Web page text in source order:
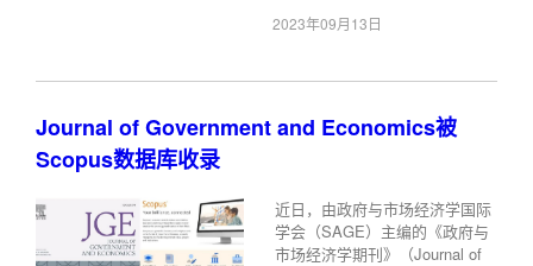
2023年09月13日
Journal of Government and Economics被
Scopus数据库收录
近日，由政府与市场经济学国际
学会（SAGE）主编的《政府与
市场经济学期刊》（Journal of